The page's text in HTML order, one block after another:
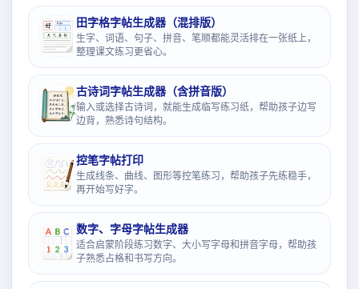
田字格字帖生成器（混排版）
生字、词语、句子、拼音、笔顺都能灵活排在一张纸上，
整理课文练习更省心。
古诗词字帖生成器（含拼音版）
输入或选择古诗词，就能生成临写练习纸，帮助孩子边写
边背，熟悉诗句结构。
控笔字帖打印
生成线条、曲线、图形等控笔练习，帮助孩子先练稳手，
再开始写好字。
数字、字母字帖生成器
适合启蒙阶段练习数字、大小写字母和拼音字母，帮助孩
子熟悉占格和书写方向。